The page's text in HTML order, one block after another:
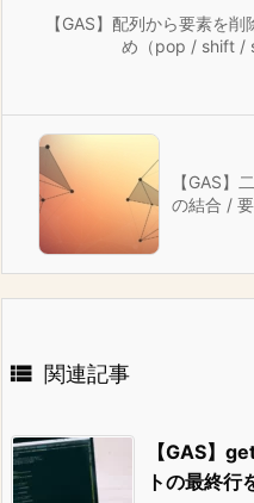
【GAS】配列から要素を削
め（pop / shift /
【GAS】
の結合 / 要
 関連記事
【GAS】
トの最終行